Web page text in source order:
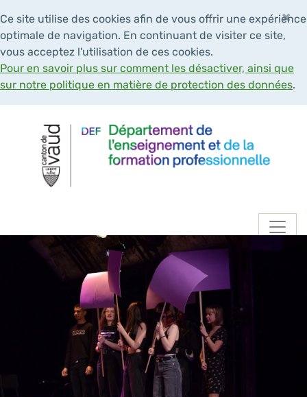
Ce site utilise des cookies afin de vous offrir une expérience
optimale de navigation. En continuant de visiter ce site,
vous acceptez l'utilisation de ces cookies.
Pour en savoir plus sur comment les désactiver, ainsi que
sur notre politique en matière de protection des données.
×